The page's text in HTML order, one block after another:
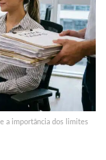
a importância dos limites